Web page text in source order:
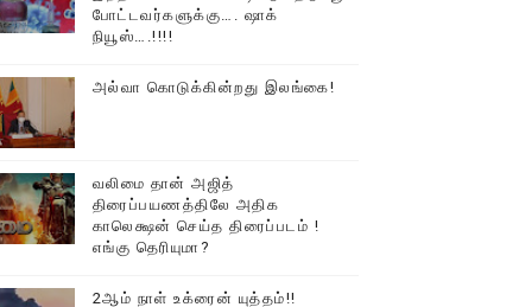
போட்டவர்களுக்கு…. ஷாக்
நியூஸ்….!!!!
அல்வா கொடுக்கின்றது இலங்கை!
வலிமை தான் அஜித்
திரைப்பயணத்திலே அதிக
காலெக்ஷன் செய்த திரைப்படம் !
எங்கு தெரியுமா?
2ஆம் நாள் உக்ரைன் யுத்தம்!!